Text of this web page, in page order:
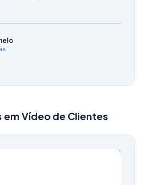
Vídeo de Clientes